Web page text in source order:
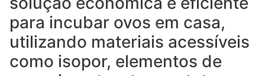
para incubar ovos em casa,
utilizando materiais acessíveis
como isopor, elementos de